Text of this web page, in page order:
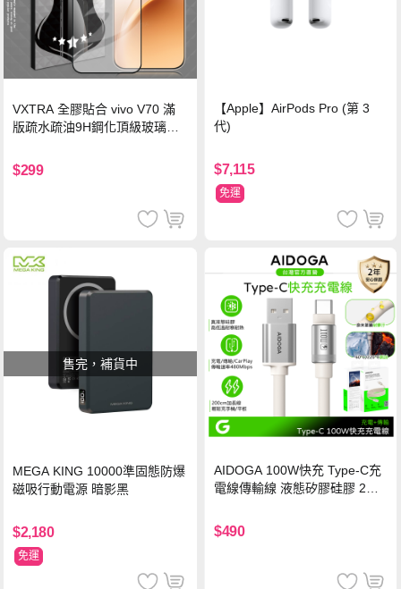
VXTRA 全膠貼合 vivo V70 滿
版疏水疏油9H鋼化頂級玻璃貼
$299
【Apple】AirPods Pro (第 3
代)
$7,115
免運
售完，補貨中
MEGA KING 10000準固態防爆
磁吸行動電源 暗影黑
$2,180
免運
AIDOGA 100W快充 Type-C充
電線傳輸線 液態矽膠硅膠 2M
$490